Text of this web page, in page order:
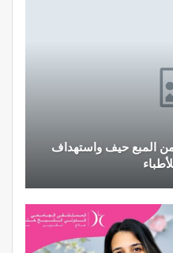
المبع حيف واستهداف